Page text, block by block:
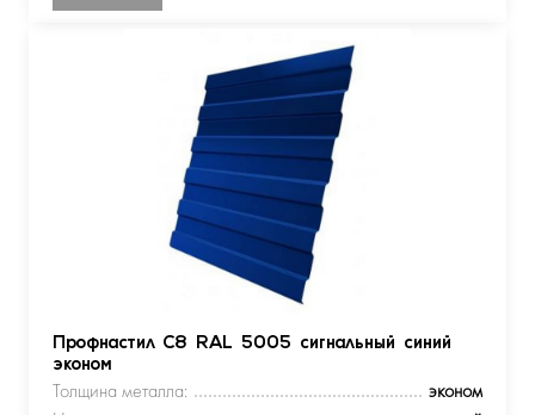
Профнастил С8 RAL 5005 сигнальный синий
эконом
Толщина металла:
эконом